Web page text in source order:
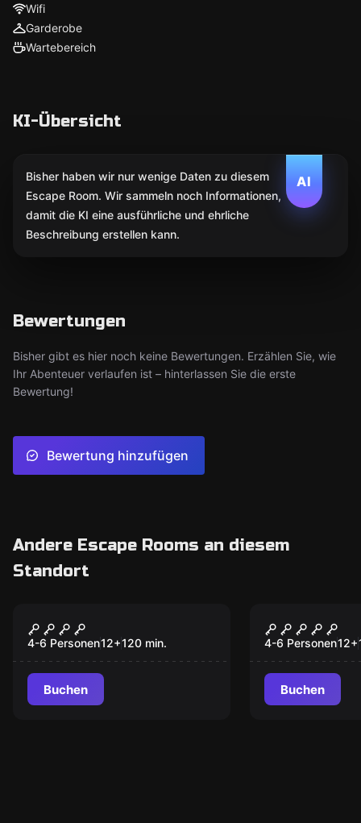
Wifi
Garderobe
Wartebereich
KI-Übersicht
AI
Bisher haben wir nur wenige Daten zu diesem
Escape Room. Wir sammeln noch Informationen,
damit die KI eine ausführliche und ehrliche
Beschreibung erstellen kann.
Bewertungen
Bisher gibt es hier noch keine Bewertungen. Erzählen Sie, wie
Ihr Abenteuer verlaufen ist – hinterlassen Sie die erste
Bewertung!
Bewertung hinzufügen
Andere Escape Rooms an diesem
Standort
Fegefeuer
4-6 Personen12+120 min.
Buchen
Anomalien
4-6 Personen12+
Buchen